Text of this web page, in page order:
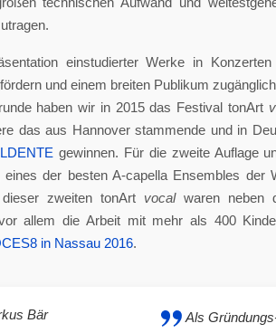
einstudierter Werke in
und einem breiten Publikum
haben wir in 2015 das Festival tonArt
das aus Hannover stammende und in
gewinnen. Für die zweite Auflage
der besten A-capella Ensembles der
zweiten tonArt vocalwaren neben
allem die Arbeit mit mehr als 400
in Nassau 2016.
Als